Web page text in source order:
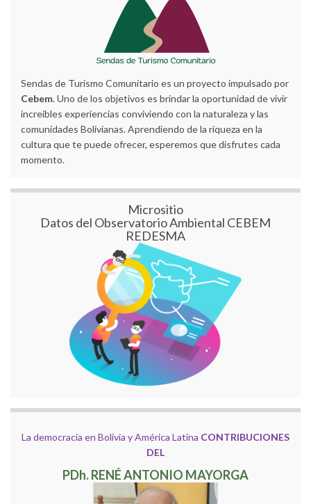
Sendas de Turismo Comunitario es un proyecto impulsado por
Cebem. Uno de los objetivos es brindar la oportunidad de vivir
increíbles experiencias conviviendo con la naturaleza y las
comunidades Bolivianas. Aprendiendo de la riqueza en la
cultura que te puede ofrecer, esperemos que disfrutes cada
momento.
Micrositio
Datos del Observatorio Ambiental CEBEM
REDESMA
La democracia en Bolivia y América Latina CONTRIBUCIONES
DEL
PDh. RENÉ ANTONIO MAYORGA